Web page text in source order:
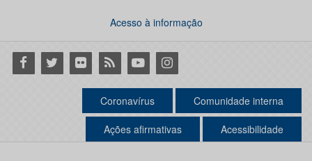
Acesso à informação
Facebook
Twitter Flickr RSS YoutubeInstagram
Coronavírus Comunidade interna
Ações afirmativas Acessibilidade